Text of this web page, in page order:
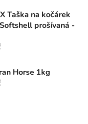
Taška na kočárek
prošívaná -
Horse 1kg